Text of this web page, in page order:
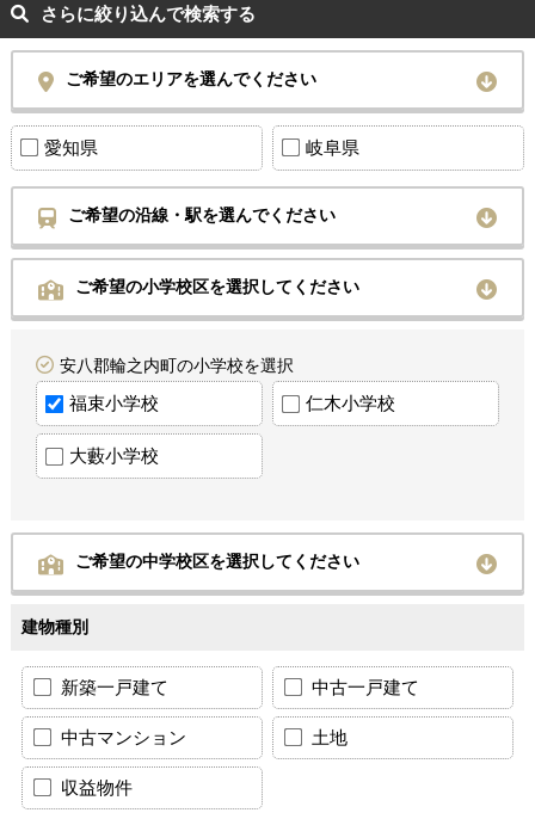
さらに絞り込んで検索する
ご希望のエリアを選んでください
愛知県 岐阜県
ご希望の沿線・駅を選んでください
ご希望の小学校区を選択してください
安八郡輪之内町の小学校を選択
福束小学校 仁木小学校
大藪小学校
ご希望の中学校区を選択してください
建物種別
新築一戸建て 中古一戸建て
中古マンション 土地
収益物件